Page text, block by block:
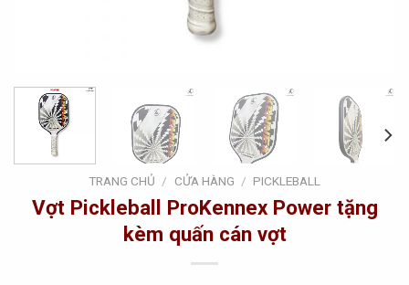
TRANG CHỦ / CỬA HÀNG / PICKLEBALL
Vợt Pickleball ProKennex Power tặng
kèm quấn cán vợt